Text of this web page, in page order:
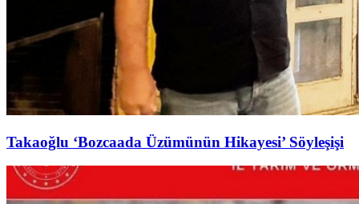
Takaoğlu ‘Bozcaada Üzümünün Hikayesi’ Söyleşişi